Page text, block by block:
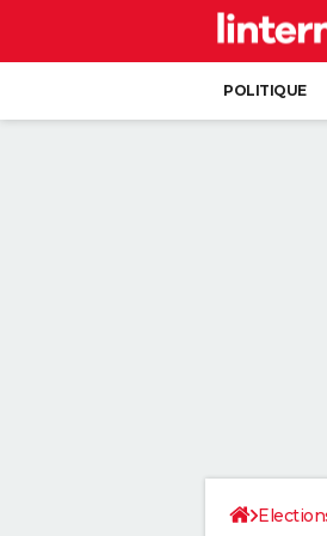
POLITIQUE